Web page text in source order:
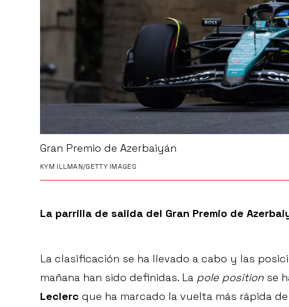
Gran Premio de Azerbaiyán
KYM ILLMAN/GETTY IMAGES
La parrilla de salida del Gran Premio de
La clasificación se ha llevado a cabo y las
mañana han sido definidas. La pole position se
Leclerc que ha marcado la vuelta más rápida